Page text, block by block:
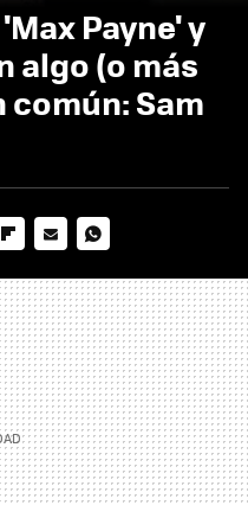
Payne' y
algo (o más
común: Sam
MAIL